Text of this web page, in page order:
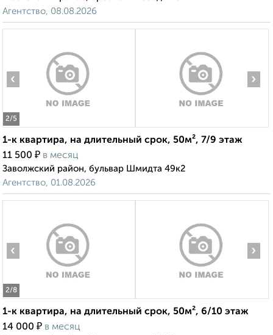
Агентство, 08.08.2026
2/5
‹ ›
1-к квартира, на длительный срок, 50м², 7/9 этаж
11 500 ₽ в месяц
Заволжский район, бульвар Шмидта 49к2
Агентство, 01.08.2026
2/8
‹ ›
1-к квартира, на длительный срок, 50м², 6/10 этаж
14 000 ₽ в месяц